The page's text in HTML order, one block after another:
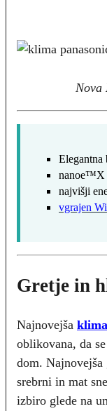
Nova
Elegantna
nanoe™X
najvišji
vgrajen
Gretje in
Najnovejša
oblikovana, da
dom.
srebrni in mat
izbiro glede na